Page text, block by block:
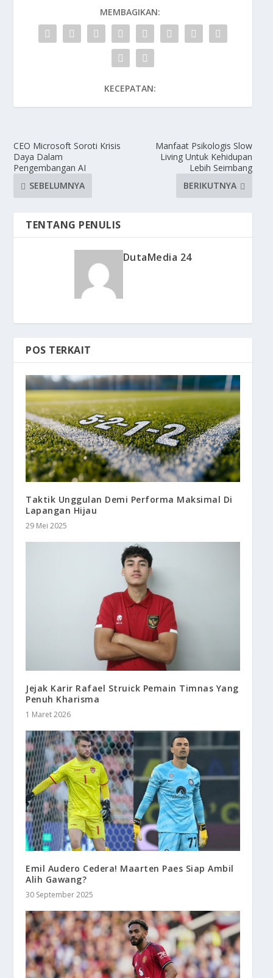
MEMBAGIKAN:
KECEPATAN:
CEO Microsoft Soroti Krisis
Daya Dalam
Pengembangan AI
SEBELUMNYA
Manfaat Psikologis Slow
Living Untuk Kehidupan
Lebih Seimbang
BERIKUTNYA
TENTANG PENULIS
DutaMedia 24
POS TERKAIT
Taktik Unggulan Demi Performa Maksimal Di
Lapangan Hijau
29 Mei 2025
Jejak Karir Rafael Struick Pemain Timnas Yang
Penuh Kharisma
1 Maret 2026
Emil Audero Cedera! Maarten Paes Siap Ambil
Alih Gawang?
30 September 2025